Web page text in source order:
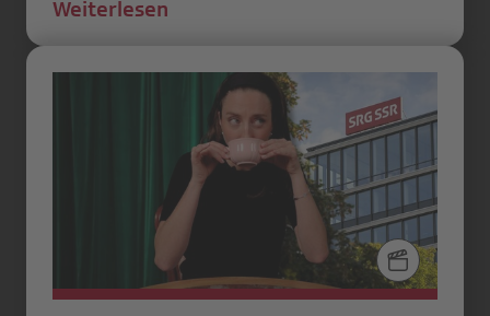
Weiterlesen